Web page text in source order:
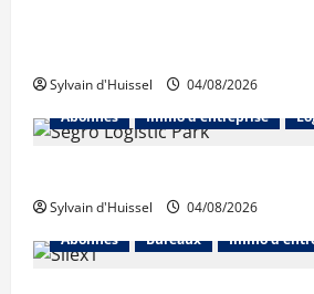
Sylvain d'Huissel
04/08/2026
Abonnés
Immo d'entreprise
Sylvain d'Huissel
04/08/2026
Abonnés
Bureaux Immo